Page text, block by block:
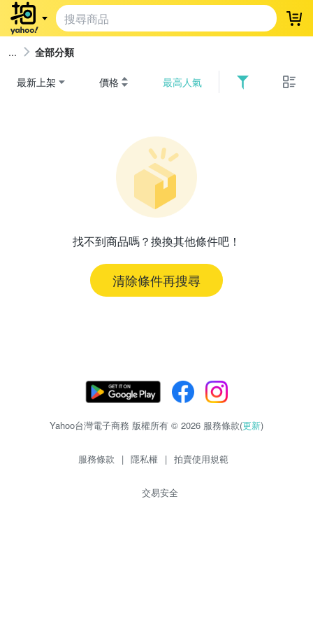
登
全部分類
最新上架 價格 最高人氣
找不到商品嗎？換換其他條件吧！
清除條件再搜尋
Yahoo台灣電子商務 版權所有 © 2026 服務條款(更新)
服務條款 | 隱私權 | 拍賣使用規範
交易安全